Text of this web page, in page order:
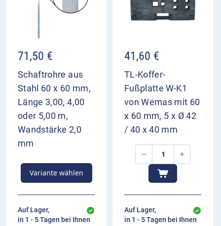
kündigt die Verschwenkung von 4 Fahrstreifen
Gegenfahrbahn übergeleitet
Aufstellung 200 m und 400 m vor dem
Bezugspunkt
71,50 €
Schaftrohre aus
Stahl 60 x 60 mm,
Länge 3,00, 4,00
oder 5,00 m,
Wandstärke 2,0
mm
Variante wählen
Auf Lager,
in 1 - 5 Tagen bei Ihnen
41,60 €
TL-Koffer-
Fußplatte W-K1
von Wemas mit 60
x 60 mm, 5 x Ø 42
/ 40 x 40 mm
Auf Lager,
in 1 - 5 Tagen bei Ihnen